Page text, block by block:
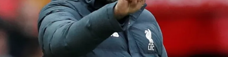
Baseball a softbal
Basketbal
Soutěže
Historické návraty